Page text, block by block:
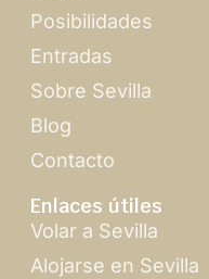
Posibilidades
Entradas
Sobre Sevilla
Blog
Contacto
Enlaces útiles
Volar a Sevilla
Alojarse en Sevilla